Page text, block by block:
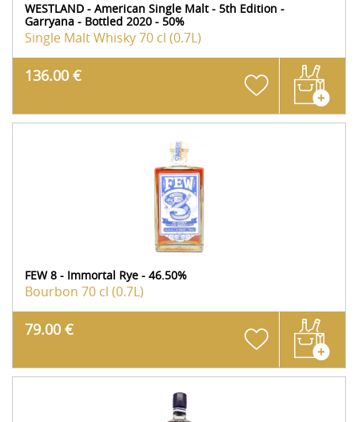
WESTLAND - American Single Malt - 5th Edition -
Garryana - Bottled 2020 - 50%
Single Malt Whisky70 cl (0.7L)
136.00 €
FEW 8 - Immortal Rye - 46.50%
Bourbon 70 cl (0.7L)
79.00 €